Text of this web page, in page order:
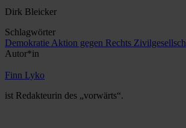
Dirk Bleicker
Schlagwörter
Demokratie Aktion gegen Rechts
Autor*in
Finn Lyko
ist Redakteurin des „vorwärts“.